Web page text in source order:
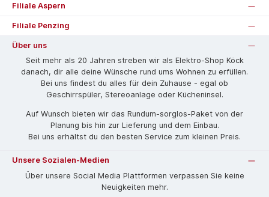
Filiale Aspern
Filiale Penzing
Über uns
Seit mehr als 20 Jahren streben wir als Elektro-Shop Köck
danach, dir alle deine Wünsche rund ums Wohnen zu erfüllen.
Bei uns findest du alles für dein Zuhause - egal ob
Geschirrspüler, Stereoanlage oder Kücheninsel.
Auf Wunsch bieten wir das Rund­um-sorg­los-Pa­ket von der
Planung bis hin zur Lieferung und dem Einbau.
Bei uns erhältst du den besten Service zum kleinen Preis.
Unsere Sozialen-Medien
Über unsere Social Media Plattformen verpassen Sie keine
Neuigkeiten mehr.